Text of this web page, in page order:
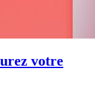
votre